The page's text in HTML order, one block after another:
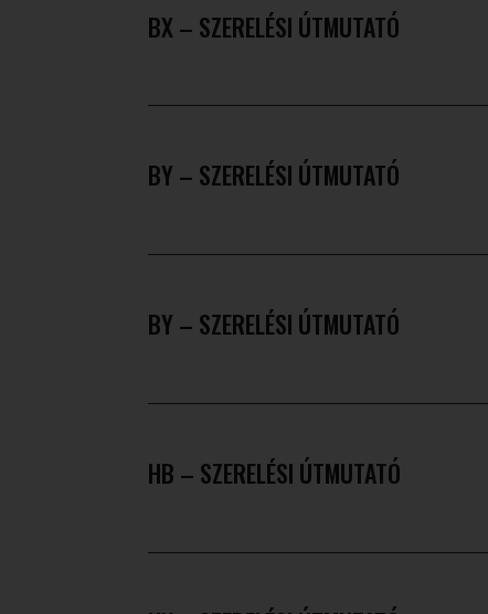
BX – SZERELÉSI ÚTMUTATÓ
BY – SZERELÉSI ÚTMUTATÓ
BY – SZERELÉSI ÚTMUTATÓ
HB – SZERELÉSI ÚTMUTATÓ